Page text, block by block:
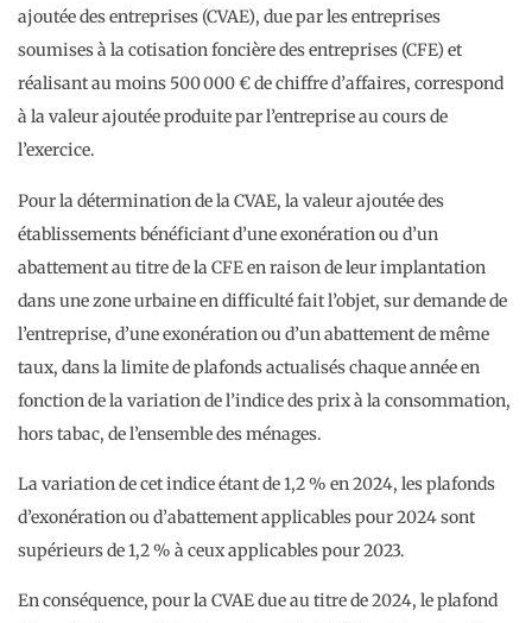
ajoutée des entreprises (CVAE), due par les entreprises
soumises à la cotisation foncière des entreprises (CFE) et
réalisant au moins 500 000 € de chiffre d’affaires, correspond
à la valeur ajoutée produite par l’entreprise au cours de
l’exercice.
Pour la détermination de la CVAE, la valeur ajoutée des
établissements bénéficiant d’une exonération ou d’un
abattement au titre de la CFE en raison de leur implantation
dans une zone urbaine en difficulté fait l’objet, sur demande de
l’entreprise, d’une exonération ou d’un abattement de même
taux, dans la limite de plafonds actualisés chaque année en
fonction de la variation de l’indice des prix à la consommation,
hors tabac, de l’ensemble des ménages.
La variation de cet indice étant de 1,2 % en 2024, les plafonds
d’exonération ou d’abattement applicables pour 2024 sont
supérieurs de 1,2 % à ceux applicables pour 2023.
En conséquence, pour la CVAE due au titre de 2024, le plafond